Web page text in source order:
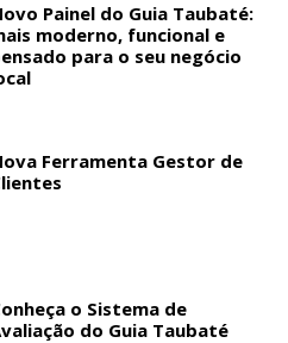
Painel do Guia Taubaté:
moderno, funcional e
para o seu negócio
Ferramenta Gestor de
o Sistema de
do Guia Taubaté